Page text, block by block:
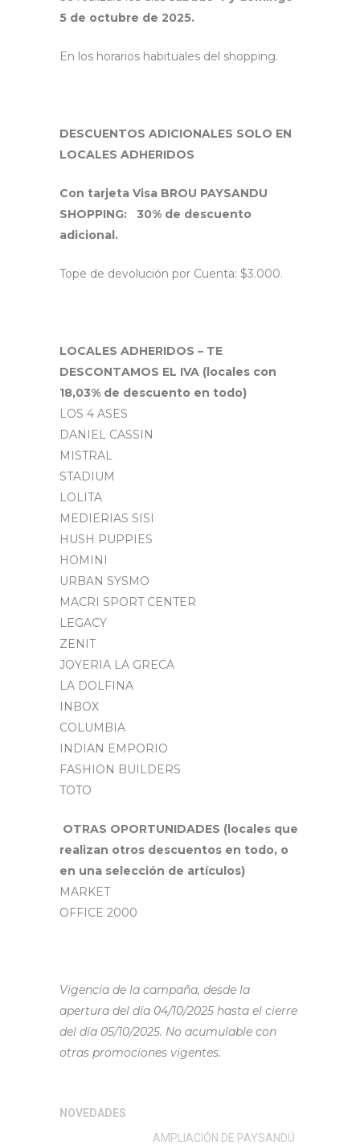
5 de octubre de 2025.
En los horarios habituales del shopping.
DESCUENTOS ADICIONALES SOLO EN
LOCALES ADHERIDOS
Con tarjeta Visa BROU PAYSANDU
SHOPPING: 30% de descuento
adicional.
Tope de devolución por Cuenta: $3.000.
LOCALES ADHERIDOS – TE
DESCONTAMOS EL IVA (locales con
18,03% de descuento en todo)
LOS 4 ASES
DANIEL CASSIN
MISTRAL
STADIUM
LOLITA
MEDIERIAS SISI
HUSH PUPPIES
HOMINI
URBAN SYSMO
MACRI SPORT CENTER
LEGACY
ZENIT
JOYERIA LA GRECA
LA DOLFINA
INBOX
COLUMBIA
INDIAN EMPORIO
FASHION BUILDERS
TOTO
OTRAS OPORTUNIDADES (locales que
realizan otros descuentos en todo, o
en una selección de artículos)
MARKET
OFFICE 2000
Vigencia de la campaña, desde la
apertura del día 04/10/2025 hasta el cierre
del día 05/10/2025. No acumulable con
otras promociones vigentes.
NOVEDADES
AMPLIACIÓN DE PAYSANDÚ